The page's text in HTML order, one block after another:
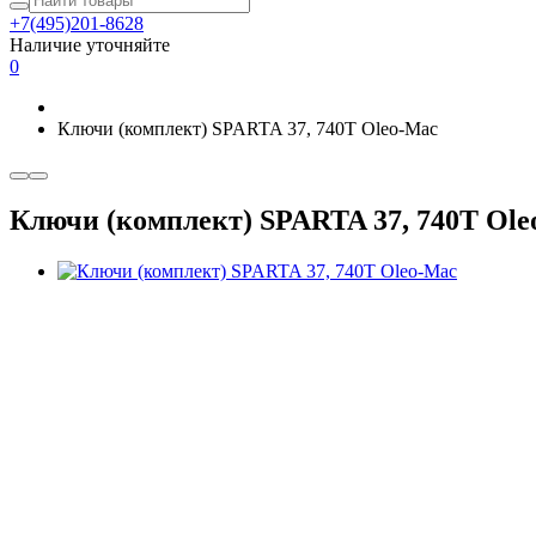
+7(495)201-8628
Наличие уточняйте
0
Ключи (комплект) SPARTA 37, 740T Oleo-Mac
Ключи (комплект) SPARTA 37, 740T